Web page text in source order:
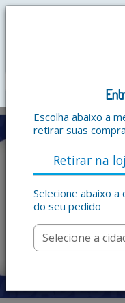
Escolha abaixo a
retirar suas
Retirar na
Selecione abaixo
do seu pedido